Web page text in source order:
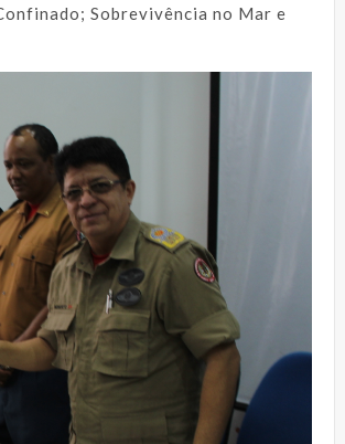
Sobrevivência no Mar e